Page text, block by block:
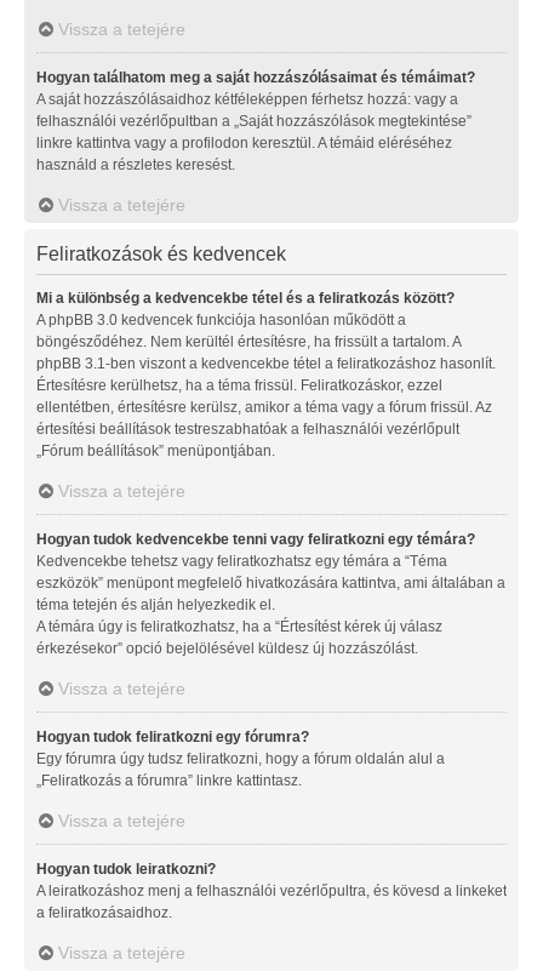
Vissza a tetejére
Hogyan találhatom meg a saját hozzászólásaimat és témáimat?
A saját hozzászólásaidhoz kétféleképpen férhetsz hozzá: vagy a
felhasználói vezérlőpultban a „Saját hozzászólások megtekintése”
linkre kattintva vagy a profilodon keresztül. A témáid eléréséhez
használd a részletes keresést.
Vissza a tetejére
Feliratkozások és kedvencek
Mi a különbség a kedvencekbe tétel és a feliratkozás között?
A phpBB 3.0 kedvencek funkciója hasonlóan működött a
böngésződéhez. Nem kerültél értesítésre, ha frissült a tartalom. A
phpBB 3.1-ben viszont a kedvencekbe tétel a feliratkozáshoz hasonlít.
Értesítésre kerülhetsz, ha a téma frissül. Feliratkozáskor, ezzel
ellentétben, értesítésre kerülsz, amikor a téma vagy a fórum frissül. Az
értesítési beállítások testreszabhatóak a felhasználói vezérlőpult
„Fórum beállítások” menüpontjában.
Vissza a tetejére
Hogyan tudok kedvencekbe tenni vagy feliratkozni egy témára?
Kedvencekbe tehetsz vagy feliratkozhatsz egy témára a “Téma
eszközök” menüpont megfelelő hivatkozására kattintva, ami általában a
téma tetején és alján helyezkedik el.
A témára úgy is feliratkozhatsz, ha a “Értesítést kérek új válasz
érkezésekor” opció bejelölésével küldesz új hozzászólást.
Vissza a tetejére
Hogyan tudok feliratkozni egy fórumra?
Egy fórumra úgy tudsz feliratkozni, hogy a fórum oldalán alul a
„Feliratkozás a fórumra” linkre kattintasz.
Vissza a tetejére
Hogyan tudok leiratkozni?
A leiratkozáshoz menj a felhasználói vezérlőpultra, és kövesd a linkeket
a feliratkozásaidhoz.
Vissza a tetejére